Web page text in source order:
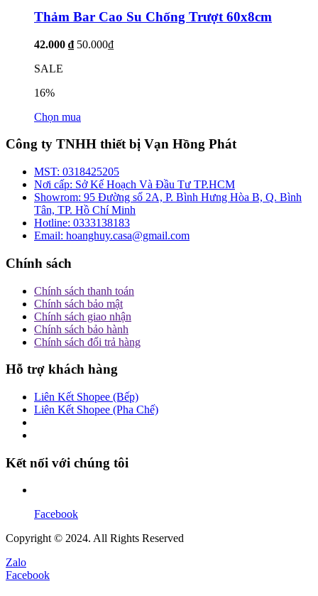
Thảm Bar Cao Su Chống Trượt 60x8cm
42.000 ₫ 50.000₫
SALE
16%
Chọn mua
Công ty TNHH thiết bị Vạn Hồng Phát
MST: 0318425205
Nơi cấp: Sở Kế Hoạch Và Đầu Tư TP.HCM
Showrom: 95 Đường số 2A, P. Bình Hưng Hòa B, Q. Bình
Tân, TP. Hồ Chí Minh
Hotline: 0333138183
Email: hoanghuy.casa@gmail.com
Chính sách
Chính sách thanh toán
Chính sách bảo mật
Chính sách giao nhận
Chính sách bảo hành
Chính sách đổi trả hàng
Hỗ trợ khách hàng
Liên Kết Shopee (Bếp)
Liên Kết Shopee (Pha Chế)
Kết nối với chúng tôi
Facebook
Copyright © 2024. All Rights Reserved
Zalo
Facebook